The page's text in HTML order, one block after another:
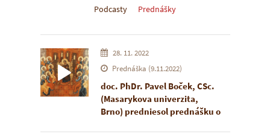
Podcasty
Prednášky
28. 11. 2022
Prednáška (9.11.2022)
doc. PhDr. Pavel Boček, CSc.
(Masarykova univerzita,
Brno) predniesol prednášku o